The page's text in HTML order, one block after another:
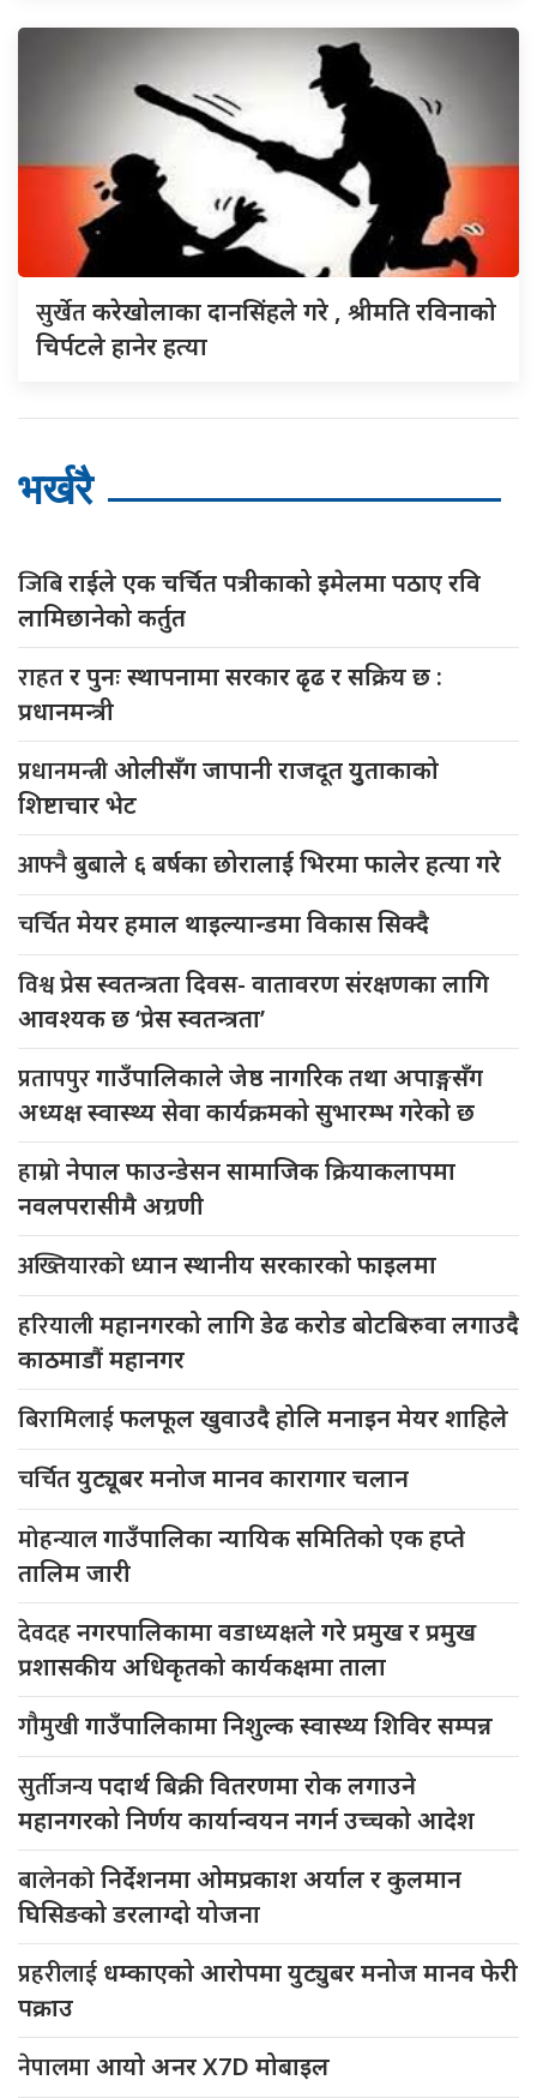
सुर्खेतकरेखोलाका दानसिंहले गरे , श्रीमति रविनाको
चिर्पटले हानेर हत्या
भर्खरै
जिबिराईले एक चर्चित पत्रीकाको इमेलमा पठाए रवि
लामिछानेको कर्तुत
राहतर पुनः स्थापनामा सरकार ढृढ र सक्रिय छ :
प्रधानमन्त्री
प्रधानमन्त्रीओलीसँग जापानी राजदूत युुताकाको
शिष्टाचार भेट
आफ्नैबुबाले ६ बर्षका छोरालाई भिरमा फालेर हत्या गरे
चर्चितमेयर हमाल थाइल्यान्डमा विकास सिक्दै
विश्वप्रेस स्वतन्त्रता दिवस- वातावरण संरक्षणका लागि
आवश्यक छ ‘प्रेस स्वतन्त्रता’
प्रतापपुरगाउँपालिकाले जेष्ठ नागरिक तथा अपाङ्गसँग
अध्यक्ष स्वास्थ्य सेवा कार्यक्रमको सुभारम्भ गरेको छ
हाम्रोनेपाल फाउन्डेसन सामाजिक क्रियाकलापमा
नवलपरासीमै अग्रणी
अख्तियारको ध्यान स्थानीय सरकारको फाइलमा
हरियालीमहानगरको लागि डेढ करोड बोटबिरुवा लगाउदै
काठमाडौं महानगर
बिरामिलाईफलफूल खुवाउदै होलि मनाइन मेयर शाहिले
चर्चितयुट्यूबर मनोज मानव कारागार चलान
मोहन्यालगाउँपालिका न्यायिक समितिको एक हप्ते
तालिम जारी
देवदहनगरपालिकामा वडाध्यक्षले गरे प्रमुख र प्रमुख
प्रशासकीय अधिकृतको कार्यकक्षमा ताला
गौमुखीगाउँपालिकामा निशुल्क स्वास्थ्य शिविर सम्पन्न
सुर्तीजन्यपदार्थ बिक्री वितरणमा रोक लगाउने
महानगरको निर्णय कार्यान्वयन नगर्न उच्चको आदेश
बालेनकोनिर्देशनमा ओमप्रकाश अर्याल र कुलमान
घिसिङको डरलाग्दो योजना
प्रहरीलाई धम्काएको आरोपमा युट्युबर मनोज मानव फेरी
पक्राउ
नेपालमाआयो अनर X7D मोबाइल